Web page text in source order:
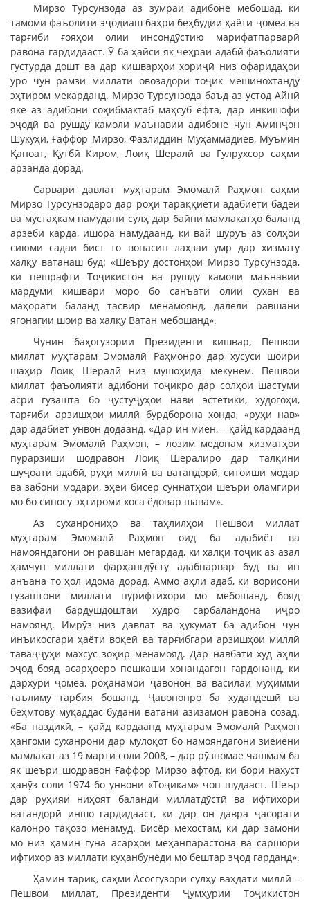
Мирзо Турсунзода аз зумраи адибоне мебошад, ки
тамоми фаъолити эҷодиаш баҳри беҳбудии ҳаёти ҷомеа ва
тарғиби ғояҳои олии инсондӯстию марифатпарварӣ
равона гардидааст. Ӯ ба ҳайси як чеҳраи адабӣ фаъолияти
густурда дошт ва дар кишварҳои хориҷӣ низ офаридаҳои
ӯро чун рамзи миллати овозадори тоҷик мешинохтанду
эҳтиром мекарданд. Мирзо Турсунзода баъд аз устод Айнӣ
яке аз адибони соҳибмактаб маҳсуб ёфта, дар инкишофи
эҷодӣ ва рушду камоли маънавии адибоне чун Аминҷон
Шукӯҳӣ, Ғаффор Мирзо, Фазлиддин Муҳаммадиев, Муъмин
Қаноат, Қутбӣ Киром, Лоиқ Шералӣ ва Гулрухсор саҳми
арзанда дорад.
Сарвари давлат муҳтарам Эмомалӣ Раҳмон саҳми
Мирзо Турсунзодаро дар роҳи тараққиёти адабиёти бадеӣ
ва мустаҳкам намудани сулҳ дар байни мамлакатҳо баланд
арзёбӣ карда, ишора намудаанд, ки вай шуруъ аз солҳои
сиюми садаи бист то вопасин лаҳзаи умр дар хизмату
халқу ватанаш буд: «Шеъру достонҳои Мирзо Турсунзода,
ки пешрафти Тоҷикистон ва рушду камоли маънавии
мардуми кишвари моро бо санъати олии сухан ва
маҳорати баланд тасвир менамоянд, далели равшани
ягонагии шоир ва халқу Ватан мебошанд».
Чунин баҳогузории Президенти кишвар, Пешвои
миллат муҳтарам Эмомалӣ Раҳмонро дар хусуси шоири
шаҳир Лоиқ Шералӣ низ мушоҳида мекунем. Пешвои
миллат фаъолияти адибони тоҷикро дар солҳои шастуми
асри гузашта бо ҷустуҷӯҳои нави эстетикӣ, худогоҳӣ,
тарғиби арзишҳои миллӣ бурдборона хонда, «руҳи нав»
дар адабиёт унвон додаанд. «Дар ин миён, – қайд кардаанд
муҳтарам Эмомалӣ Раҳмон, – лозим медонам хизматҳои
пурарзиши шодравон Лоиқ Шералиро дар талқини
шуҷоати адабӣ, руҳи миллӣ ва ватандорӣ, ситоиши модар
ва забони модарӣ, эҳёи бисёр суннатҳои шеъри оламгири
мо бо сипосу эҳтироми хоса ёдовар шавам».
Аз суханрониҳо ва таҳлилҳои Пешвои миллат
муҳтарам Эмомалӣ Раҳмон оид ба адабиёт ва
намояндагони он равшан мегардад, ки халқи тоҷик аз азал
ҳамчун миллати фарҳангдӯсту адабпарвар буд ва ин
анъана то ҳол идома дорад. Аммо аҳли адаб, ки ворисони
гузаштони миллати пурифтихори мо мебошанд, бояд
вазифаи бардушдоштаи худро сарбаландона иҷро
намоянд. Имрӯз низ давлат ва ҳукумат ба адибон чун
инъикосгари ҳаёти воқеӣ ва тарғибгари арзишҳои миллӣ
таваҷҷуҳи махсус зоҳир менамояд. Дар навбати худ аҳли
эҷод бояд асарҳоеро пешкаши хонандагон гардонанд, ки
дархури ҷомеа, роҳанамои ҷавонон ва василаи муҳимми
таълиму тарбия бошанд. Ҷавононро ба худандешӣ ва
беҳмтову муқаддас будани ватани азизамон равона созад.
«Ба наздикӣ, – қайд кардаанд муҳтарам Эмомалӣ Раҳмон
ҳангоми суханронӣ дар мулоқот бо намояндагони зиёиёни
мамлакат аз 19 марти соли 2008, – дар рӯзномае чашмам ба
як шеъри шодравон Ғаффор Мирзо афтод, ки бори нахуст
ҳанӯз соли 1974 бо унвони «Тоҷикам» чоп шудааст. Шеър
дар руҳияи ниҳоят баланди миллатдӯстӣ ва ифтихори
ватандорӣ иншо гардидааст, ки дар он давра ҷасорати
калонро тақозо менамуд. Бисёр мехостам, ки дар замони
мо низ ҳамин гуна асарҳои меҳанпарастона ва саршори
ифтихор аз миллати куҳанбунёди мо бештар эҷод гарданд».
Ҳамин тариқ, саҳми Асосгузори сулҳу ваҳдати миллӣ –
Пешвои миллат, Президенти Ҷумҳурии Тоҷикистон